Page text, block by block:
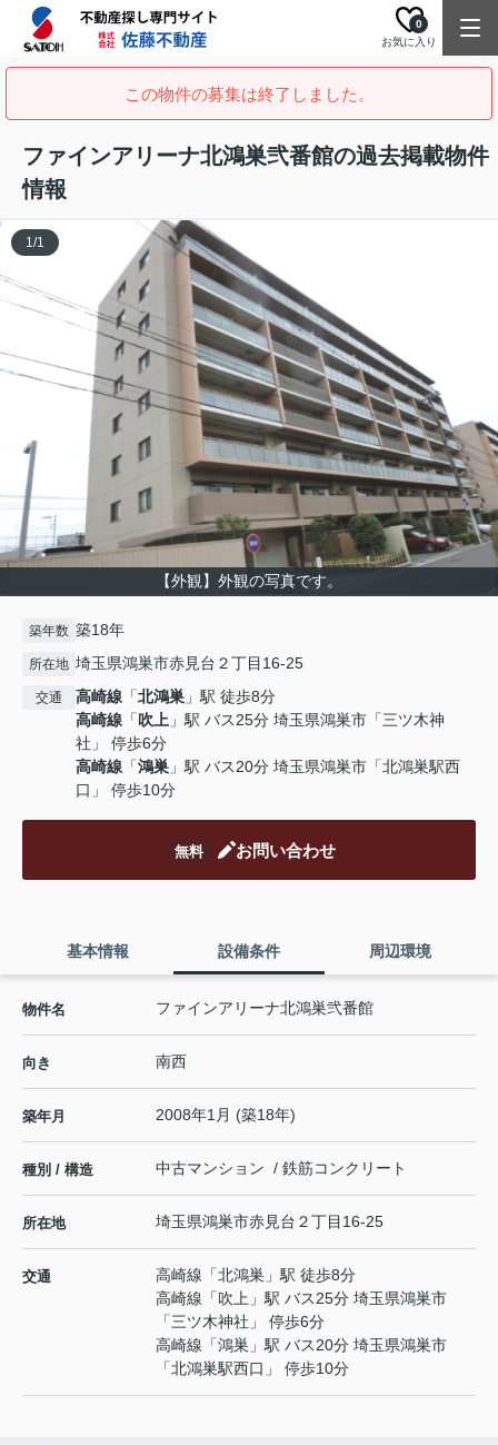
お気に入り
0
この物件の募集は終了しました。
ファインアリーナ北鴻巣弐番館の過去掲載物件
情報
【外観】外観の写真です。
1/1
築年数 築18年
所在地 埼玉県鴻巣市赤見台２丁目16-25
交通 高崎線 「北鴻巣 」駅 徒歩8分
高崎線 「吹上 」駅 バス25分 埼玉県鴻巣市「三ツ木神
社」 停歩6分
高崎線 「鴻巣 」駅 バス20分 埼玉県鴻巣市「北鴻巣駅西
口」 停歩10分
無料 お問い合わせ
基本情報 設備条件 周辺環境
物件名 ファインアリーナ北鴻巣弐番館
向き 南西
築年月 2008年1月 (築18年)
種別 / 構造 中古マンション / 鉄筋コンクリート
所在地 埼玉県鴻巣市赤見台 ２丁目16-25
交通 高崎線 「北鴻巣 」駅 徒歩8分
高崎線 「吹上 」駅 バス25分 埼玉県鴻巣市
「三ツ木神社」 停歩6分
高崎線 「鴻巣 」駅 バス20分 埼玉県鴻巣市
「北鴻巣駅西口」 停歩10分